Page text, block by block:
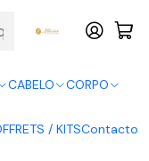
CABELO CORPO
/ KITSContacto
287